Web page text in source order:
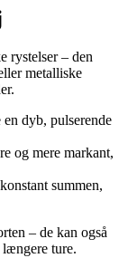
rystelser – den
metalliske
dyb, pulserende
og mere markant,
summen,
– de kan også
ture.